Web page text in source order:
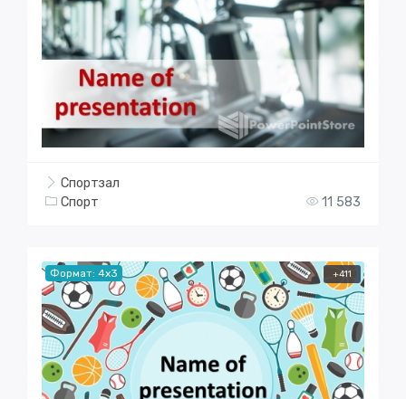
Спортзал
Спорт
11 583
Формат: 4x3 +411